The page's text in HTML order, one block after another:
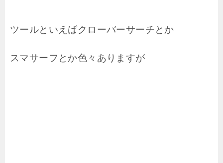
ツールといえばクローバーサーチとか
スマサーフとか色々ありますが